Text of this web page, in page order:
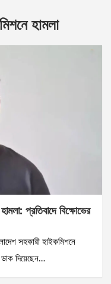
হামলা
প্রতিবাদে বিক্ষোভের
সহকারী হাইকমিশনে
ডাক দিয়েছেন…